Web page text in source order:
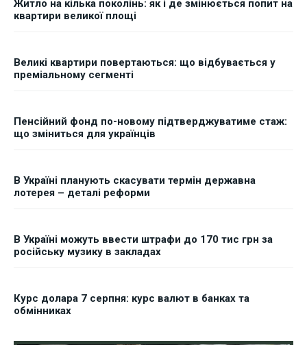
Житло на кілька поколінь: як і де змінюється попит на
квартири великої площі
Великі квартири повертаються: що відбувається у
преміальному сегменті
Пенсійний фонд по-новому підтверджуватиме стаж:
що зміниться для українців
В Україні планують скасувати термін державна
лотерея – деталі реформи
В Україні можуть ввести штрафи до 170 тис грн за
російську музику в закладах
Курс долара 7 серпня: курс валют в банках та
обмінниках